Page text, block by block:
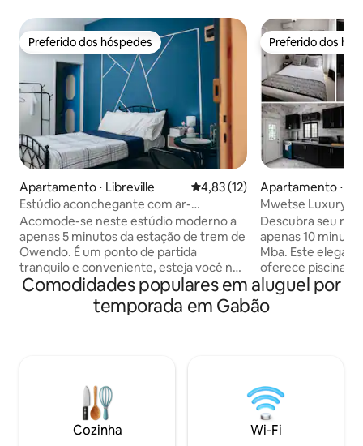
Preferido dos hóspedes
Preferido dos hóspedes
Apartamento ⋅ Libreville 4,83 de uma avaliação média
4,83 (12)
Estúdio aconchegante com ar-
condicionado, 5 min da estação de trem
– Owendo
Acomode-se neste estúdio moderno a
apenas 5 minutos da estação de trem de
Owendo. É um ponto de partida
tranquilo e conveniente, esteja você na
cidade a negócios ou para uma estadia
curta em Libreville. O espaço é
totalmente mobiliado e equipado para
aquecedor de água e estacionamento
gratuito 24h, com câmeras de vigilância
para sua tranquilidade. Ideal para
viajantes individuais ou casais que
Preferido dos
Preferido dos
Apartamento ⋅
Mwetse Luxury
Energia 24h •
Descubra seu
apenas 10
Mba. Este
oferece piscina
elegantes e
projetadas para
Desfrute de
semanal gratuito,
e um ambiente
garantem uma
memorável.
Comodidades populares em aluguel por
temporada em Gabão
Cozinha Wi-Fi